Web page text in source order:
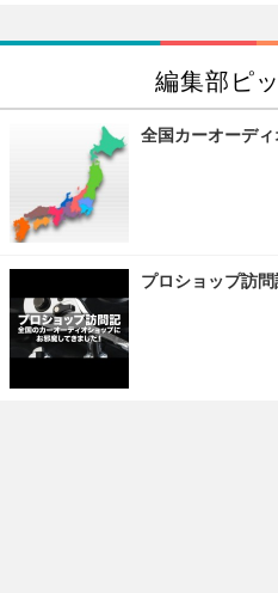
編集部ピ
全国カーオーデ
プロショップ訪問